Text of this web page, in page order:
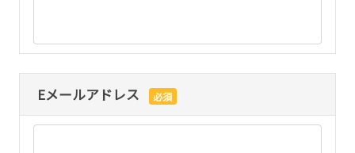
Eメールアドレス 必須